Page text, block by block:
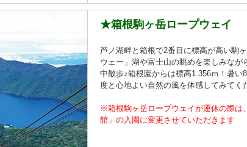
★箱根駒ヶ岳ロープウェイ
芦ノ湖畔と箱根で2番目に標高が高い駒
ウェー」湖や富士山の眺めを楽しみな
中散歩♪箱根園からは標高1.356ｍ！暑
度と心地よい自然の風を体感してみてく
※箱根駒ヶ岳ロープウェイが運休の際は
館」の入園に変更させていただきます